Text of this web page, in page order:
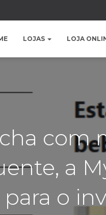
LOJAS LOJA
com
a
para o